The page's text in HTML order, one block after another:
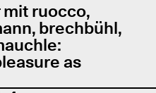
ruocco,
brechbühl,
as